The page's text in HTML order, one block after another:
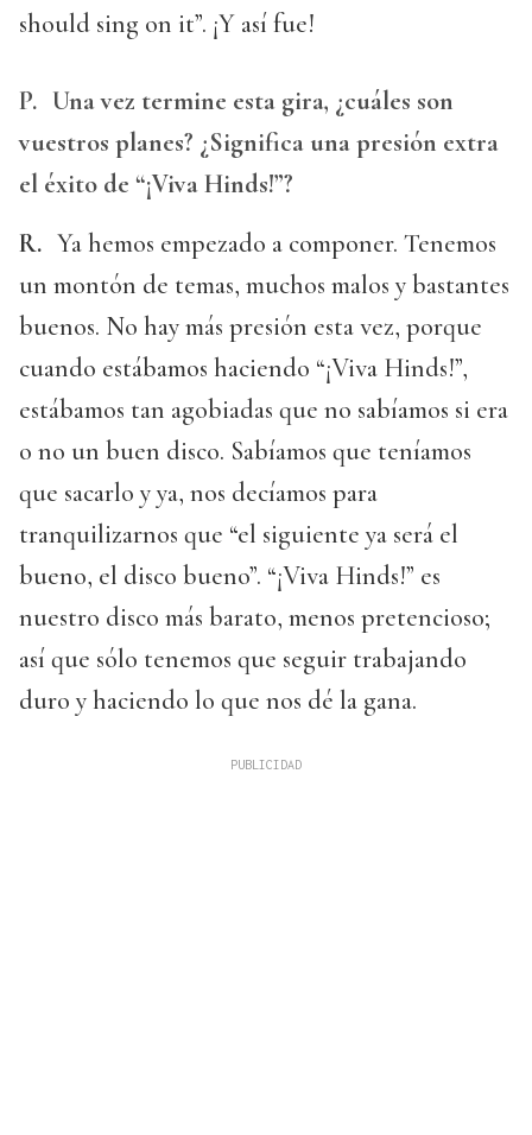
should sing on it”. ¡Y así fue!
P. Una vez termine esta gira, ¿cuáles son
vuestros planes? ¿Significa una presión extra
el éxito de “¡Viva Hinds!”?
R. Ya hemos empezado a componer. Tenemos
un montón de temas, muchos malos y bastantes
buenos. No hay más presión esta vez, porque
cuando estábamos haciendo “¡Viva Hinds!”,
estábamos tan agobiadas que no sabíamos si era
o no un buen disco. Sabíamos que teníamos
que sacarlo y ya, nos decíamos para
tranquilizarnos que “el siguiente ya será el
bueno, el disco bueno”. “¡Viva Hinds!” es
nuestro disco más barato, menos pretencioso;
así que sólo tenemos que seguir trabajando
duro y haciendo lo que nos dé la gana.